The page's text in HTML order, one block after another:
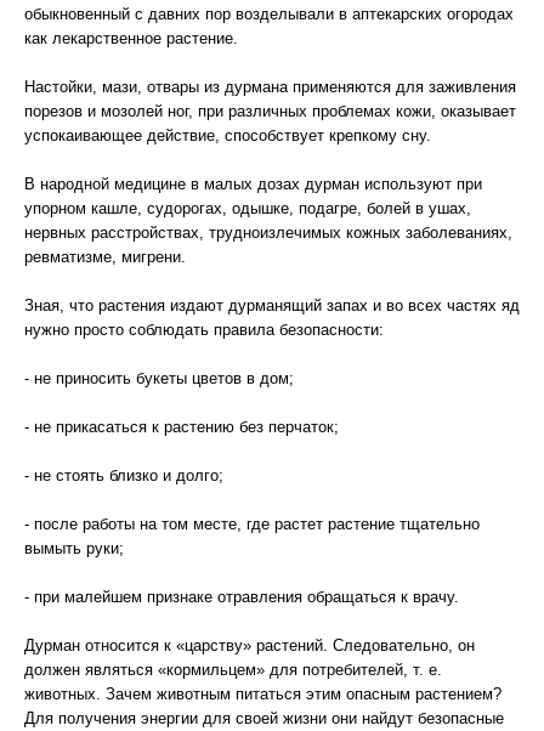
обыкновенный с давних пор возделывали в аптекарских огородах
как лекарственное растение.
Настойки, мази, отвары из дурмана применяются для заживления
порезов и мозолей ног, при различных проблемах кожи, оказывает
успокаивающее действие, способствует крепкому сну.
В народной медицине в малых дозах дурман используют при
упорном кашле, судорогах, одышке, подагре, болей в ушах,
нервных расстройствах, трудноизлечимых кожных заболеваниях,
ревматизме, мигрени.
Зная, что растения издают дурманящий запах и во всех частях яд
нужно просто соблюдать правила безопасности:
- не приносить букеты цветов в дом;
- не прикасаться к растению без перчаток;
- не стоять близко и долго;
- после работы на том месте, где растет растение тщательно
вымыть руки;
- при малейшем признаке отравления обращаться к врачу.
Дурман относится к «царству» растений. Следовательно, он
должен являться «кормильцем» для потребителей, т. е.
животных. Зачем животным питаться этим опасным растением?
Для получения энергии для своей жизни они найдут безопасные